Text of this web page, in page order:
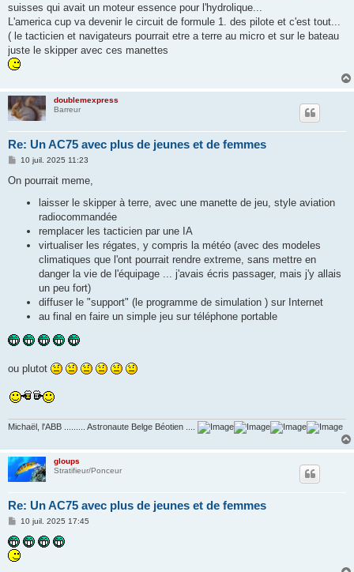
suisses qui avait un moteur essence pour l'hydrolique...
L'america cup va devenir le circuit de formule 1. des pilote et c'est tout...
( le tacticien et navigateurs pourrait etre a terre au micro et sur le bateau
juste le skipper avec ces manettes
doublemexpress
Barreur
Re: Un AC75 avec plus de jeunes et de femmes
M
s
10 juil. 2025 11:23
On pourrait meme,
laisser le skipper à terre, avec une manette de jeu, style aviation
radiocommandée
remplacer les tacticien par une IA
virtualiser les régates, y compris la météo (avec des modeles
climatiques que l'ont pourrait rendre extreme, sans mettre en
danger la vie de l'équipage ... j'avais écris passager, mais j'y allais
un peu fort)
diffuser le "support" (le programme de simulation ) sur Internet
au final en faire un simple jeu sur téléphone portable
ou plutot
Michaël, l'ABB ......... Astronaute Belge Béotien ....
gloups
Stratifieur/Ponceur
Re: Un AC75 avec plus de jeunes et de femmes
M
s
s
a
10 juil. 2025 17:45